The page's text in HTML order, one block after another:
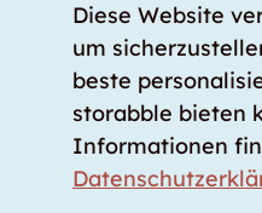
Medienbeiträge
Wie gross muss ein
Was kostet ein
Für Lageranbieter
Diese Website
um
beste
storabble bieten
Informationen